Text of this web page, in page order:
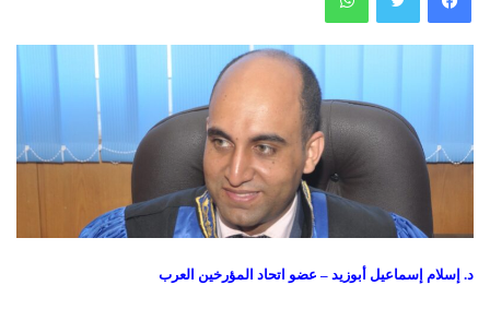
د. إسلام إسماعيل أبوزيد – عضو اتحاد المؤرخين العرب